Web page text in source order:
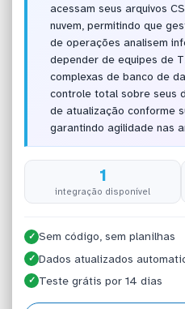
acessam seus arquivos
nuvem, permitindo que
de operações analisem
depender de equipes de
complexas de banco de
controle total sobre seus
de atualização conforme
garantindo agilidade nas
1
integração disponível
✓ Sem código, sem planilhas
✓ Dados atualizados
✓ Teste grátis por 14 dias